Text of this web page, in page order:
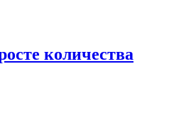
количества